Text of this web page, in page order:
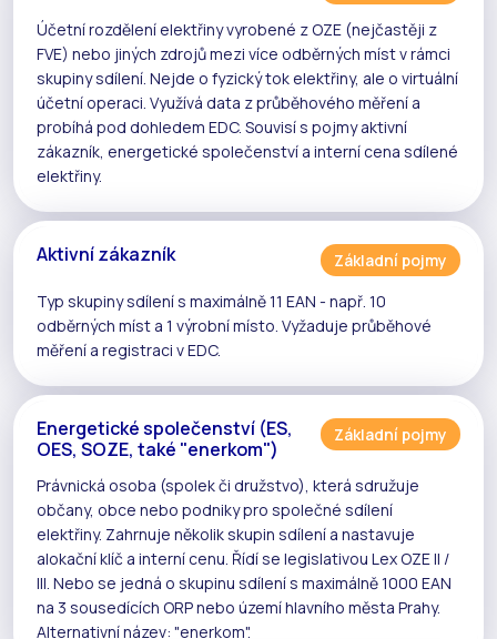
Účetní rozdělení elektřiny vyrobené z OZE (nejčastěji z
FVE) nebo jiných zdrojů mezi více odběrných míst v rámci
skupiny sdílení. Nejde o fyzický tok elektřiny, ale o virtuální
účetní operaci. Využívá data zprůběhového měření a
probíhá pod dohledem EDC. Souvisí s pojmyaktivní
zákazník, energetické společenství a interní cena sdílené
elektřiny.
Aktivní zákazník
Základní pojmy
Typ skupiny sdílení s maximálně 11 EAN - např. 10
odběrných míst a 1 výrobní místo. Vyžaduje průběhové
měření a registraci vEDC.
Energetické společenství (ES,
OES, SOZE, také "enerkom")
Základní pojmy
Právnická osoba (spolek či družstvo), která sdružuje
občany, obce nebo podniky pro společné sdílení
elektřiny. Zahrnuje několikskupin sdílení a nastavuje
alokační klíč a interní cenu. Řídí se legislativou Lex OZE II /
III. Nebo se jedná o skupinu sdílení s maximálně 1000 EAN
na 3 sousedících ORP nebo území hlavního města Prahy.
Alternativní název: "enerkom".